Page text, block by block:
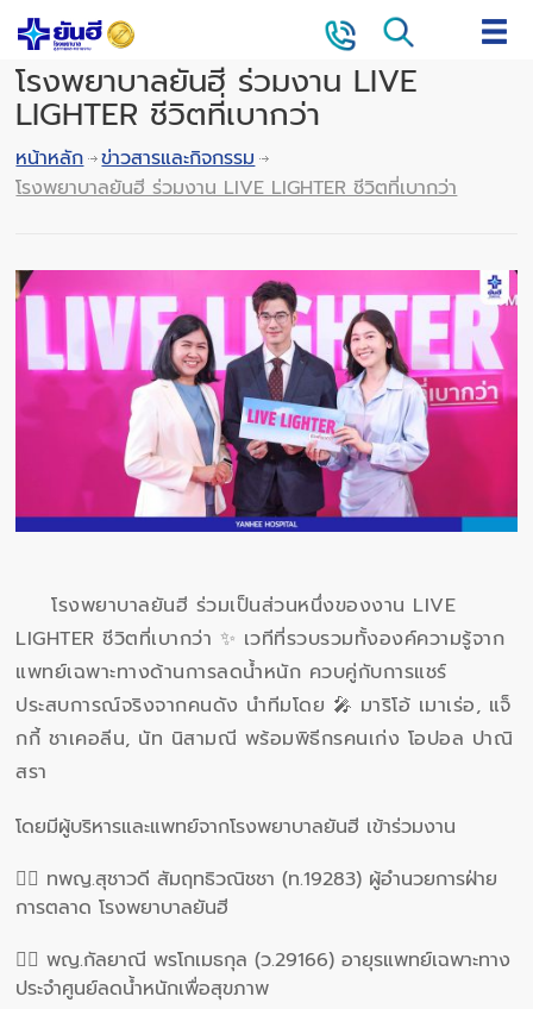
โรงพยาบาลยันฮี ร่วมงาน LIVE
LIGHTER ชีวิตที่เบากว่า
หน้าหลัก
ข่าวสารและกิจกรรม
โรงพยาบาลยันฮี ร่วมงาน LIVE LIGHTER ชีวิตที่เบากว่า
โรงพยาบาลยันฮี ร่วมเป็นส่วนหนึ่งของงาน LIVE
LIGHTER ชีวิตที่เบากว่า ✨ เวทีที่รวบรวมทั้งองค์ความรู้จาก
แพทย์เฉพาะทางด้านการลดน้ำหนัก ควบคู่กับการแชร์
ประสบการณ์จริงจากคนดัง นำทีมโดย 🎤 มาริโอ้ เมาเร่อ, แจ็
กกี้ ชาเคอลีน, นัท นิสามณี พร้อมพิธีกรคนเก่ง โอปอล ปาณิ
สรา
โดยมีผู้บริหารและแพทย์จากโรงพยาบาลยันฮี เข้าร่วมงาน
👩‍⚕️ ทพญ.สุชาวดี สัมฤทธิวณิชชา (ท.19283) ผู้อำนวยการฝ่าย
การตลาด โรงพยาบาลยันฮี
👩‍⚕️ พญ.กัลยาณี พรโกเมธกุล (ว.29166) อายุรแพทย์เฉพาะทาง
ประจำศูนย์ลดน้ำหนักเพื่อสุขภาพ